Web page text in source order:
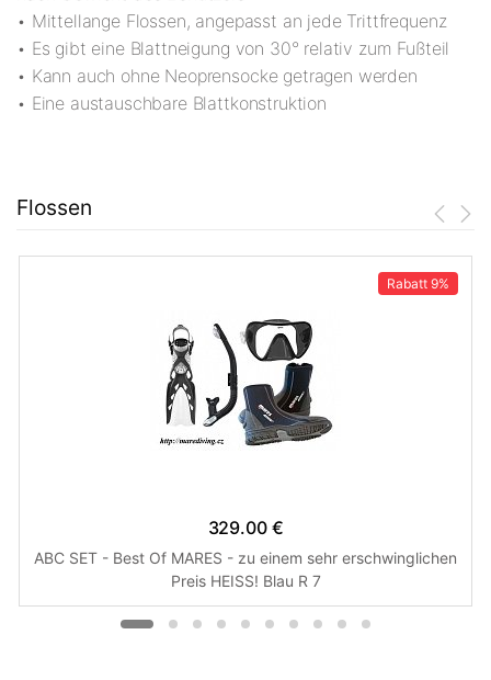
• Mittellange Flossen, angepasst an jede Trittfrequenz
• Es gibt eine Blattneigung von 30° relativ zum Fußteil
• Kann auch ohne Neoprensocke getragen werden
• Eine austauschbare Blattkonstruktion
Flossen
Rabatt 9%
329.00 €
ABC SET - Best Of MARES - zu einem sehr erschwinglichen
Preis HEISS! Blau R 7